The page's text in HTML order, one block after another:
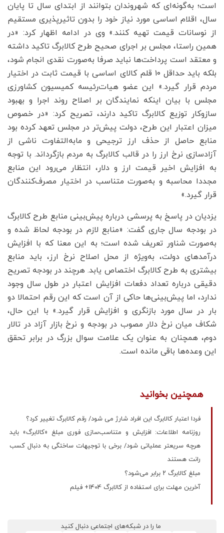
است؛ به‌گونه‌ای که شهروندان بتوانند از ابتدای سال تا پایان
سال، اقلام اساسی مورد نیاز خود را بدون تاثیرپذیری مستقیم
از نوسانات قیمت تهیه کنند.» وی در ادامه اظهار کرد: «در
همین راستا، مجلس بر اجرای صحیح طرح کالابرگ تاکید داشته
و معتقد است پرداخت‌ها نباید صرفا به‌صورت نقدی انجام شود،
بلکه باید حداقل ۱۰ قلم کالای اساسی با قیمت ثابت در اختیار
مردم قرار گیرد.» این عضو هیات‌رئیسه کمیسیون کشاورزی
مجلس با بیان اینکه نمایندگان بر اصلاح روند اجرا و بهبود
سازوکار توزیع کالابرگ تاکید دارند، تصریح کرد: «در خصوص
میزان اعتبار این طرح، دولت پیش‌تر در مجلس تعهد کرده بود
منابع حاصل از حذف ارز ترجیحی و مابه‌التفاوت ناشی از
آزادسازی نرخ ارز را در قالب کالابرگ به مردم بازگرداند. با توجه
به افزایش اخیر قیمت ارز و دلار، انتظار می‌رود این منابع
مجددا محاسبه و به‌صورت متناسب در اختیار مصرف‌کنندگان
قرار گیرد.»
یزدیان در پاسخ به پرسشی درباره پیش‌بینی منابع طرح کالابرگ
در بودجه سال جاری گفت: «منابع لازم در بودجه لحاظ شده و
به‌صورت شناور تعریف شده است؛ به این معنا که با افزایش
درآمدهای دولت، به‌ویژه از محل اصلاح نرخ ارز، باید منابع
بیشتری به طرح کالابرگ اختصاص یابد. هرچند در بودجه تصریح
دقیقی درباره تعداد دفعات افزایش اعتبار در طول سال وجود
ندارد، اما پیش‌بینی‌ها حاکی از آن است که این رقم احتمالا دو
بار در سال مورد بازنگری و افزایش قرار گیرد.» با این حال،
شکاف میان نرخ دلار مصوب در بودجه و نرخ بازار آزاد در تالار
دوم، همچنان به عنوان یک علامت سوال بزرگ در برابر تحقق
این وعده‌ها باقی مانده است.
همچنین بخوانید
فردا اعتبار کالابرگ این افراد شارژ می شود/ رقم کالابرگ تغییر کرد؟
روزنامه اطلاعات: افزایش و متناسب‌سازی فوری مبلغ «کالابرگ» باید
هرچه سریعتر عملیاتی شود/ برخی با توجیهات ساختگی به دنبال کسب
رانت هستند
مبلغ کالابرگ ۲ برابر می‌شود؟
آخرین مهلت برای استفاده از کالابرگ 1404+ فیلم
ما را در شبکه‌های اجتماعی دنبال کنید